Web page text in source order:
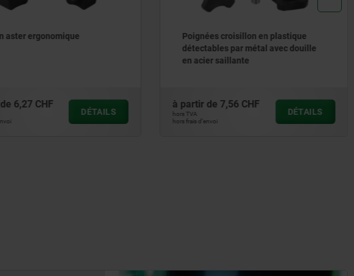
croisillon en plastique
de7,56 CHF
DÉTAILS
Tête crantée pour vis CHC
à partir de2,75 CHF
hors TVA
hors frais d’envoi
DÉTAILS